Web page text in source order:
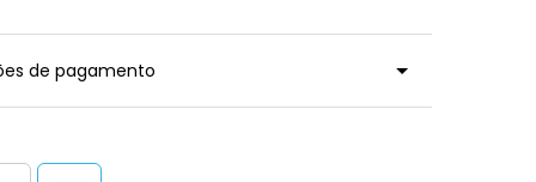
de pagamento